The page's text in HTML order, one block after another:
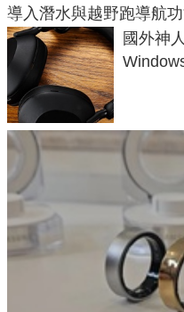
導入潛水與越野跑導航
國外神